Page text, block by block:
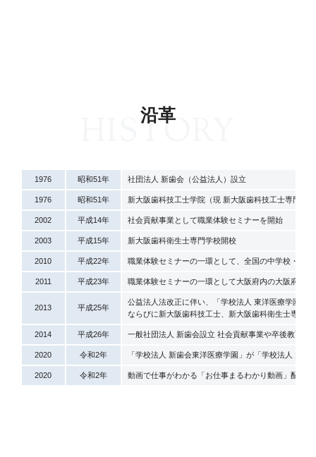
沿革
HISTORY
1976 昭和51年 社団法人 新歯会（公益法人）設立
1976 昭和51年 新大阪歯科技工士学院（現 新大阪歯科技工士専門学
2002 平成14年 社会貢献事業として職業体験セミナーを開始
2003 平成15年 新大阪歯科衛生士専門学校開校
2010 平成22年 職業体験セミナーの一環として、全国の中学校・高
2011 平成23年 職業体験セミナーの一環として大阪府内の大阪府下
2013 平成25年
公益法人法改正に伴い、「学校法人 東洋医療学園」
ならびに新大阪歯科技工士、新大阪歯科衛生士専門
2014 平成26年 一般社団法人 新歯会設立 社会貢献事業や卒後教育等
2020 令和2年 「学校法人 新歯会東洋医療学園」が「学校法人 大
2020 令和2年 動画で仕事がわかる「お仕事まるわかり動画」配信開